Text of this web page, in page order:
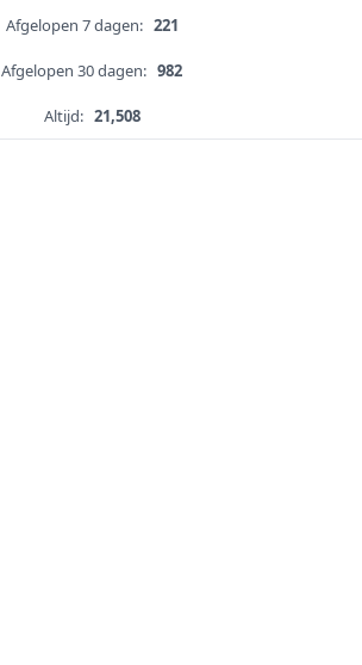
Afgelopen 7 dagen: 221
Afgelopen 30 dagen: 982
Altijd: 21,508